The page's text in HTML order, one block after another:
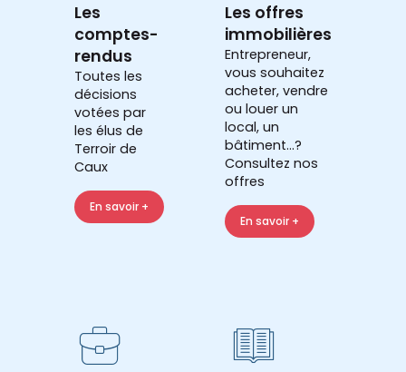
Les
comptes-
rendus
Toutes les
décisions
votées par
les élus de
Terroir de
Caux
En savoir +
Les offres
immobilières
Entrepreneur,
vous souhaitez
acheter, vendre
ou louer un
local, un
bâtiment...?
Consultez nos
offres
En savoir +